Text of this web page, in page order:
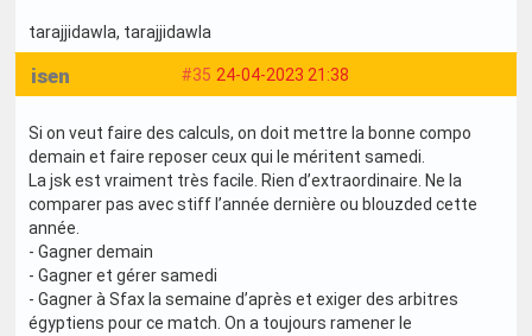
tarajjidawla, tarajjidawla
#35 24-04-2023 21:38
isen
Si on veut faire des calculs, on doit mettre la bonne compo
demain et faire reposer ceux qui le méritent samedi.
La jsk est vraiment très facile. Rien d’extraordinaire. Ne la
comparer pas avec stiff l’année dernière ou blouzded cette
année.
- Gagner demain
- Gagner et gérer samedi
- Gagner à Sfax la semaine d’après et exiger des arbitres
égyptiens pour ce match. On a toujours ramener le